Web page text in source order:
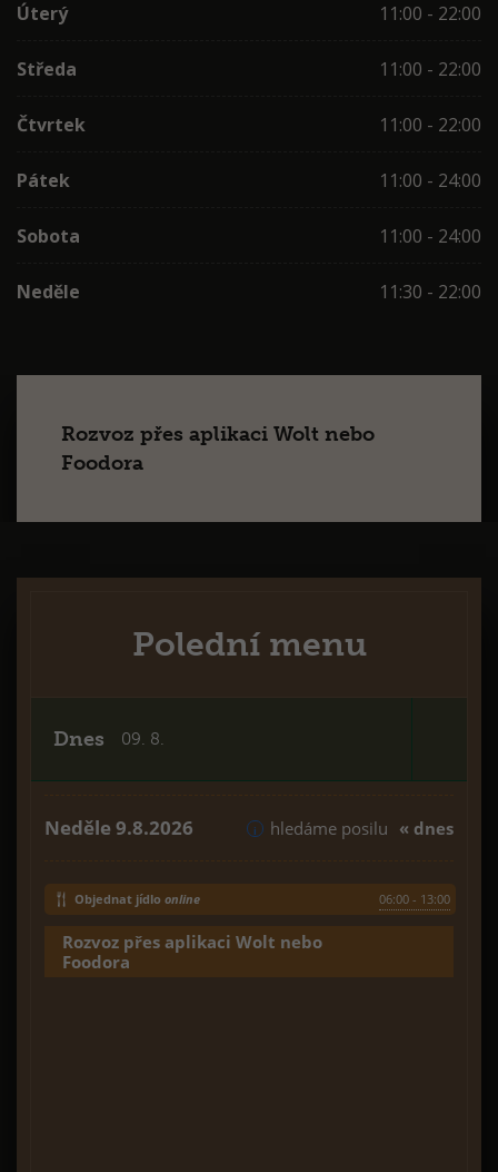
Úterý 11:00 - 22:00
Středa 11:00 - 22:00
Čtvrtek 11:00 - 22:00
Pátek 11:00 - 24:00
Sobota 11:00 - 24:00
Neděle 11:30 - 22:00
Rozvoz přes aplikaci Wolt nebo
Foodora
Polední menu
Dnes 09. 8.